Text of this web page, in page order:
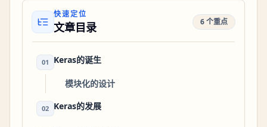
快速定位
文章目录 6 个重点
01 Keras的诞生
模块化的设计
02 Keras的发展